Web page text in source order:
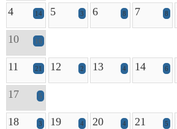
4 14 5 3 6 8 7 8
10 16
11 21 12 2 13 4 14 6
17 5
18 3 19 4 20 4 21 5